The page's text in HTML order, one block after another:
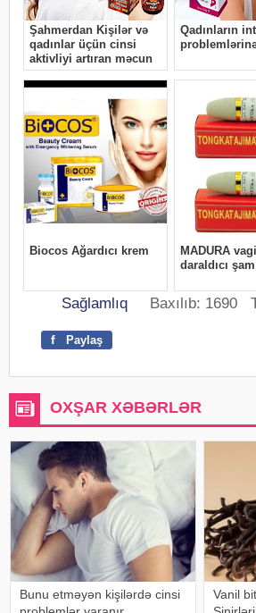
Sağlamlıq Baxılıb: 1690
f Paylaş
OXŞAR XƏBƏRLƏR
Bunu etməyən kişilərdə cinsi
Vanil